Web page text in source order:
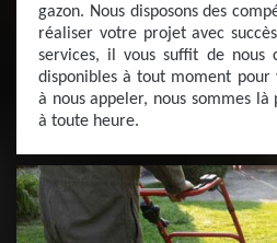
gazon. Nous disposons des
réaliser votre projet avec
services, il vous suffit de nous
disponibles à tout moment pour
à nous appeler, nous sommes là
à toute heure.